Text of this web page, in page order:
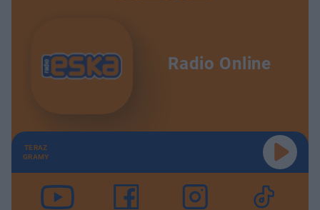
Radio Online
TERAZ
GRAMY